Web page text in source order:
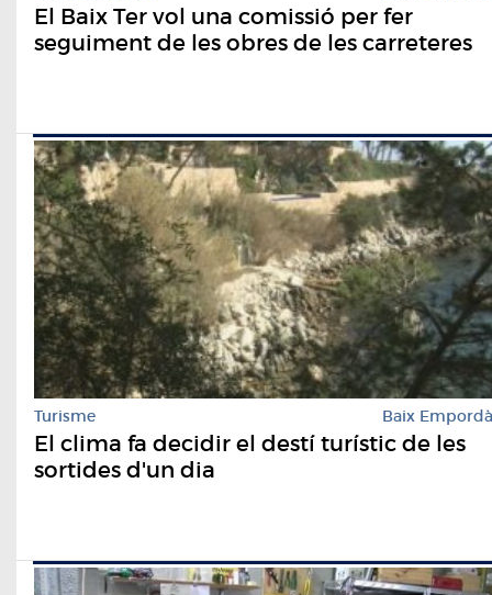
El Baix Ter vol una comissió per fer
seguiment de les obres de les carreteres
Turisme Baix Empordà
El clima fa decidir el destí turístic de les
sortides d'un dia